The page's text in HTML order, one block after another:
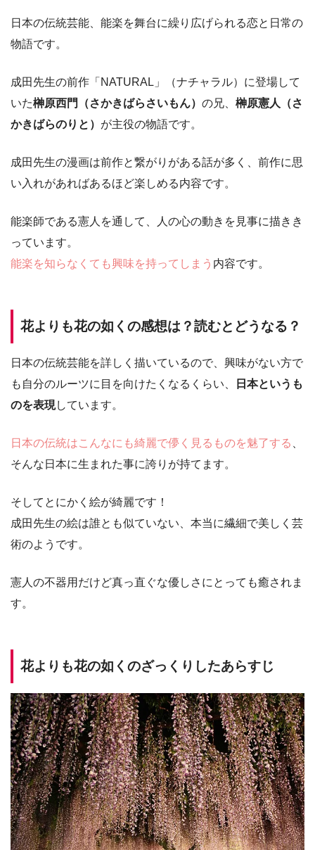
日本の伝統芸能、能楽を舞台に繰り広げられる恋と日常の
物語です。
成田先生の前作「NATURAL」（ナチャラル）に登場して
いた榊原西門（さかきばらさいもん） の兄、 榊原憲人（さ
かきばらのりと） が主役の物語です。
成田先生の漫画は前作と繋がりがある話が多く、前作に思
い入れがあればあるほど楽しめる内容です。
能楽師である憲人を通して、人の心の動きを見事に描きき
っています。
能楽を知らなくても興味を持ってしまう 内容です。
花よりも花の如くの感想は？読むとどうなる？
日本の伝統芸能を詳しく描いているので、興味がない方で
も自分のルーツに目を向けたくなるくらい、
日本というも
のを表現しています。
日本の伝統はこんなにも綺麗で儚く見るものを魅了する
そんな日本に生まれた事に誇りが持てます。
そしてとにかく絵が綺麗です！
成田先生の絵は誰とも似ていない、本当に繊細で美しく芸
術のようです。
憲人の不器用だけど真っ直ぐな優しさにとっても癒されま
す。
花よりも花の如くのざっくりしたあらすじ